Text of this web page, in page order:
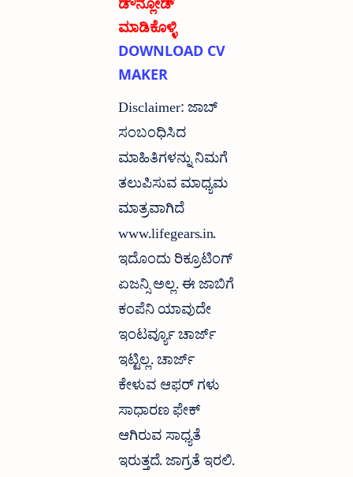
ಮಾಡಿಕೊಳ್ಳಿ
DOWNLOAD CV
MAKER
Disclaimer: ಜಾಬ್
ಸಂಬಂಧಿಸಿದ
ಮಾಹಿತಿಗಳನ್ನು ನಿಮಗೆ
ತಲುಪಿಸುವ ಮಾಧ್ಯಮ
ಮಾತ್ರವಾಗಿದೆ
www.lifegears.in.
ಇದೊಂದು ರಿಕ್ರೂಟಿಂಗ್
ಏಜನ್ಸಿ ಅಲ್ಲ. ಈ ಜಾಬಿಗೆ
ಕಂಪೆನಿ ಯಾವುದೇ
ಇಂಟರ್ವ್ಯೂ ಚಾರ್ಜ್
ಇಟ್ಟಿಲ್ಲ. ಚಾರ್ಜ್
ಕೇಳುವ ಆಫರ್ ಗಳು
ಸಾಧಾರಣ ಫೇಕ್
ಆಗಿರುವ ಸಾಧ್ಯತೆ
ಇರುತ್ತದೆ. ಜಾಗ್ರತೆ ಇರಲಿ.